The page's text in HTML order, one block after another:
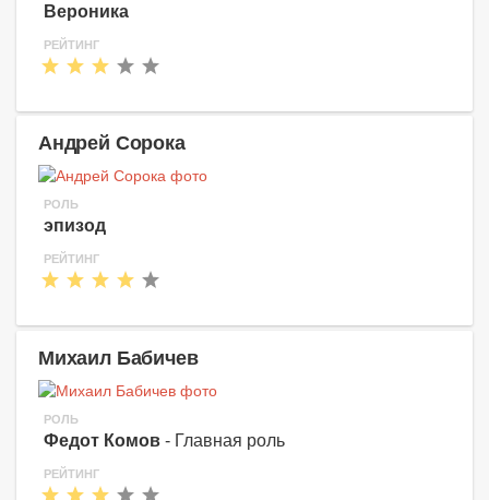
Вероника
РЕЙТИНГ
Андрей Сорока
РОЛЬ
эпизод
РЕЙТИНГ
Михаил Бабичев
РОЛЬ
Федот Комов - Главная роль
РЕЙТИНГ